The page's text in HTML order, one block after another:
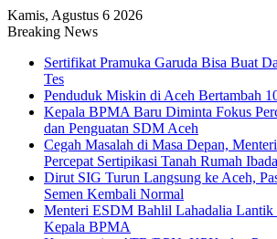
Kamis, Agustus 6 2026
Breaking News
Sertifikat Pramuka Garuda Bisa Buat
Tes
Penduduk Miskin di Aceh Bertambah
Kepala BPMA Baru Diminta Fokus
dan Penguatan SDM Aceh
Cegah Masalah di Masa Depan,
Percepat Sertipikasi Tanah Rumah
Dirut SIG Turun Langsung ke Aceh,
Semen Kembali Normal
Menteri ESDM Bahlil Lahadalia Lantik
Kepala BPMA